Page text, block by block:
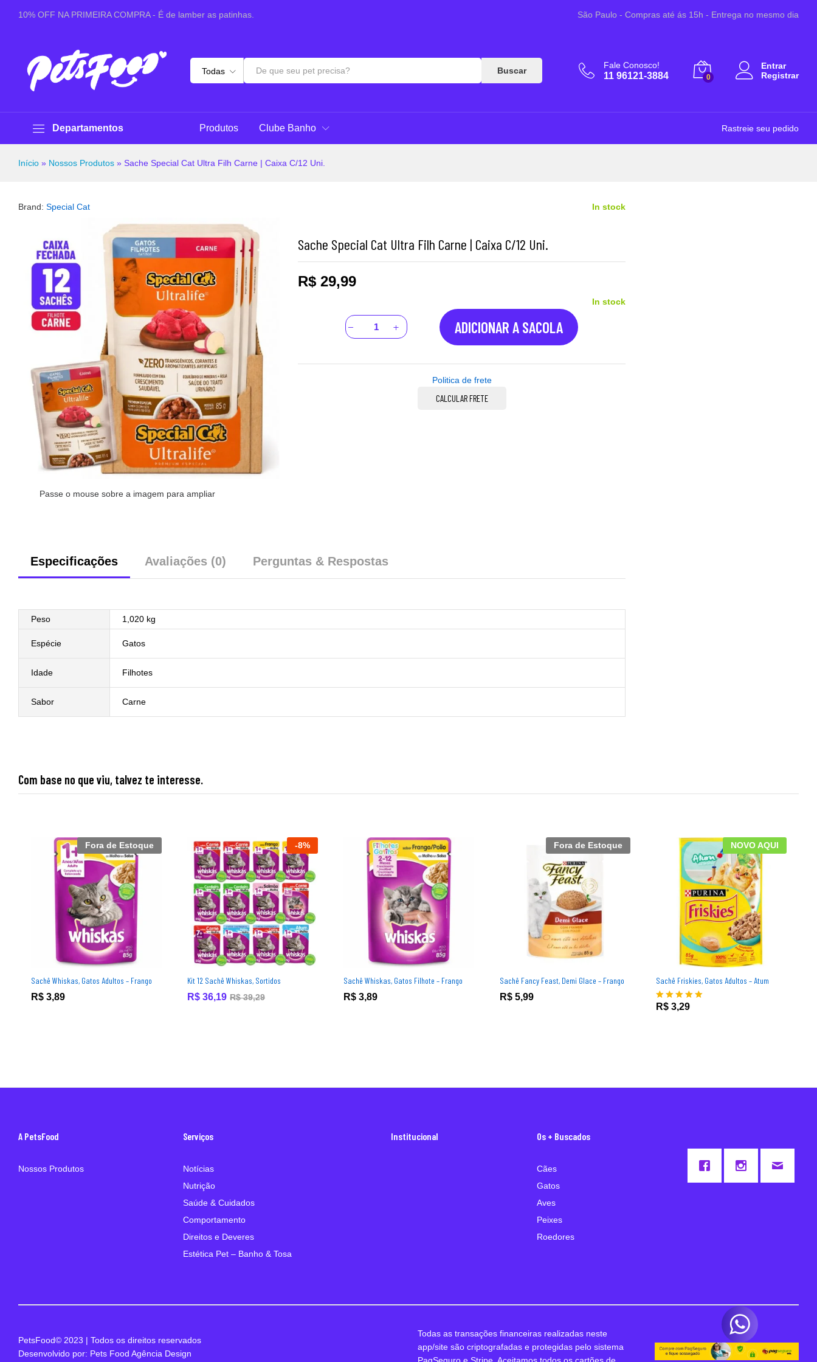
10% OFF NA PRIMEIRA COMPRA - É de lamber as patinhas. São Paulo - Compras até ás 15h - Entrega no mesmo dia
Todas Buscar
Fale Conosco!
11 96121-3884 0
Entrar
Registrar
Departamentos Produtos Clube Banho Rastreie seu pedido
Início » Nossos Produtos » Sache Special Cat Ultra Filh Carne | Caixa C/12 Uni.
Brand: Special Cat In stock
Passe o mouse sobre a imagem para ampliar
Sache Special Cat Ultra Filh Carne | Caixa C/12 Uni.
R$29,99
In stock
ADICIONAR A SACOLA
Politica de frete
CALCULAR FRETE
Especificações Avaliações (0) Perguntas & Respostas
Peso 1,020 kg
Espécie Gatos
Idade Filhotes
Sabor Carne
Com base no que viu, talvez te interesse.
Fora de Estoque
Sachê Whiskas, Gatos Adultos – Frango
R$ 3,89
-8%
Kit 12 Sachê Whiskas, Sortidos
R$ 36,19 R$39,29
Sachê Whiskas, Gatos Filhote – Frango
R$ 3,89
Fora de Estoque
Sachê Fancy Feast, Demi Glace – Frango
R$ 5,99
NOVO AQUI
Sachê Friskies, Gatos Adultos – Atum
Avaliação
R$ 3,29
A PetsFood
Nossos Produtos
Serviços
Notícias
Nutrição
Saúde & Cuidados
Comportamento
Direitos e Deveres
Estética Pet – Banho & Tosa
Institucional Os + Buscados
Cães
Gatos
Aves
Peixes
Roedores
PetsFood© 2023 | Todos os direitos reservados
Desenvolvido por: Pets Food Agência Design
Todas as transações financeiras realizadas neste
app/site são criptografadas e protegidas pelo sistema
Especificações Avaliações (0) Perguntas & Respostas
R$29,99 Adicionar ao Carrinho